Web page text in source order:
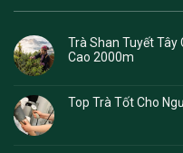
Trà Shan Tuyết Tây
Cao 2000m
Top Trà Tốt Cho